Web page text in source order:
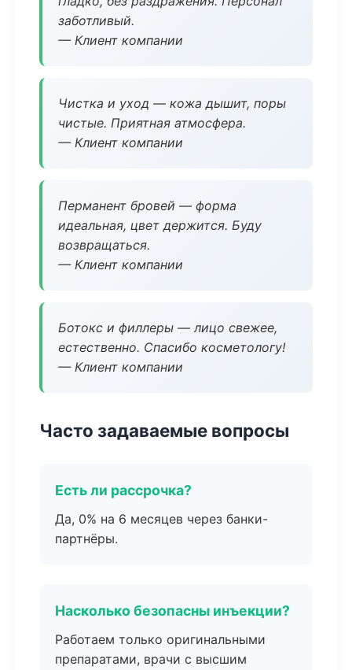
заботливый.
— Клиент компании
Чистка и уход — кожа дышит, поры
чистые. Приятная атмосфера.
— Клиент компании
Перманент бровей — форма
идеальная, цвет держится. Буду
возвращаться.
— Клиент компании
Ботокс и филлеры — лицо свежее,
естественно. Спасибо косметологу!
— Клиент компании
Часто задаваемые вопросы
Есть ли рассрочка?
Да, 0% на 6 месяцев через банки-
партнёры.
Насколько безопасны инъекции?
Работаем только оригинальными
препаратами, врачи с высшим